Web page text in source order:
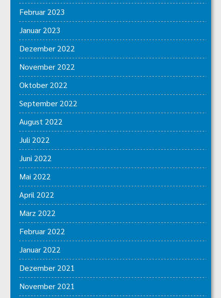
Februar 2023
Januar 2023
Dezember 2022
November 2022
Oktober 2022
September 2022
August 2022
Juli 2022
Juni 2022
Mai 2022
April 2022
März 2022
Februar 2022
Januar 2022
Dezember 2021
November 2021